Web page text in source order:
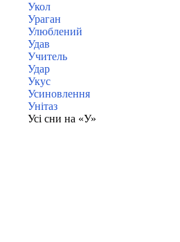
Укол
Ураган
Улюблений
Удав
Учитель
Удар
Укус
Усиновлення
Унітаз
Усі сни на «У»